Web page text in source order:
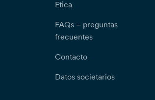
Etica
FAQs – preguntas
frecuentes
Contacto
Datos societarios